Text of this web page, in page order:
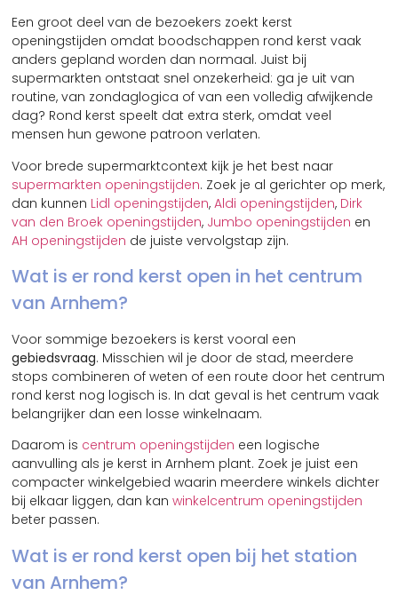
Een groot deel van de bezoekers zoekt kerst
openingstijden omdat boodschappen rond kerst vaak
anders gepland worden dan normaal. Juist bij
supermarkten ontstaat snel onzekerheid: ga je uit van
routine, van zondaglogica of van een volledig afwijkende
dag? Rond kerst speelt dat extra sterk, omdat veel
mensen hun gewone patroon verlaten.
Voor brede supermarktcontext kijk je het best naar
supermarkten openingstijden. Zoek je al gerichter op merk,
dan kunnen Lidl openingstijden,Aldi openingstijden, Dirk
van den Broek openingstijden, Jumbo openingstijden en
AH openingstijden de juiste vervolgstap zijn.
Wat is er rond kerst open in het centrum
van Arnhem?
Voor sommige bezoekers is kerst vooral een
gebiedsvraag. Misschien wil je door de stad, meerdere
stops combineren of weten of een route door het centrum
rond kerst nog logisch is. In dat geval is het centrum vaak
belangrijker dan een losse winkelnaam.
Daarom is centrum openingstijden een logische
aanvulling als je kerst in Arnhem plant. Zoek je juist een
compacter winkelgebied waarin meerdere winkels dichter
bij elkaar liggen, dan kanwinkelcentrum openingstijden
beter passen.
Wat is er rond kerst open bij het station
van Arnhem?